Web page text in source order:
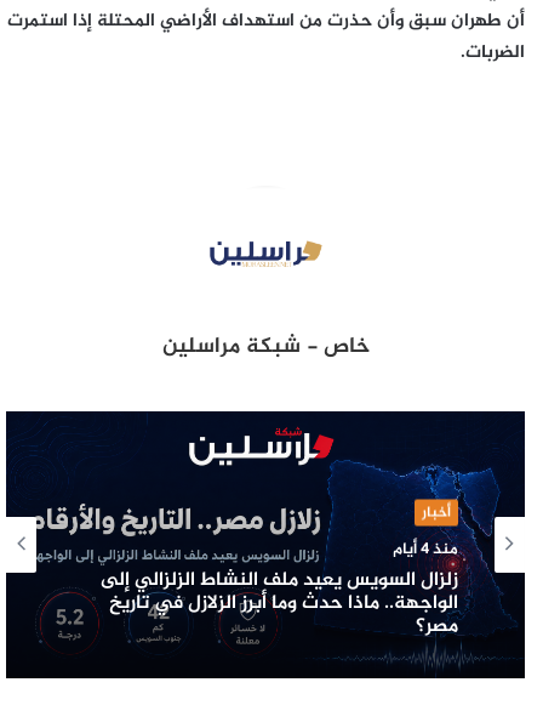
أن طهران سبق وأن حذرت من استهداف الأراضي المحتلة إذا استمرت
الضربات.
خاص - شبكة مراسلين
أخبار
منذ 4 أيام
زلزال السويس يعيد ملف النشاط الزلزالي إلى
الواجهة.. ماذا حدث وما أبرز الزلازل في تاريخ
مصر؟